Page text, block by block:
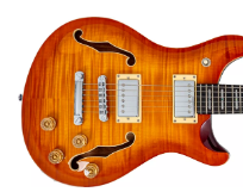
Synthés & Sampleurs
Home Studio